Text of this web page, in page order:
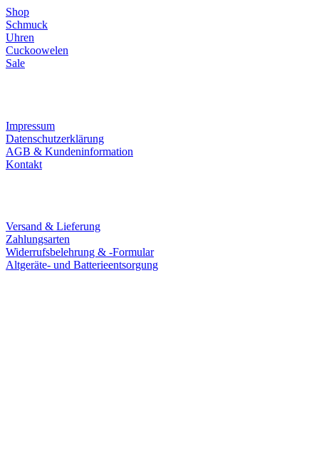
Shop
Schmuck
Uhren
Cuckoowelen
Sale
Impressum
Datenschutzerklärung
AGB & Kundeninformation
Kontakt
Versand & Lieferung
Zahlungsarten
Widerrufsbelehrung & -Formular
Altgeräte- und Batterieentsorgung